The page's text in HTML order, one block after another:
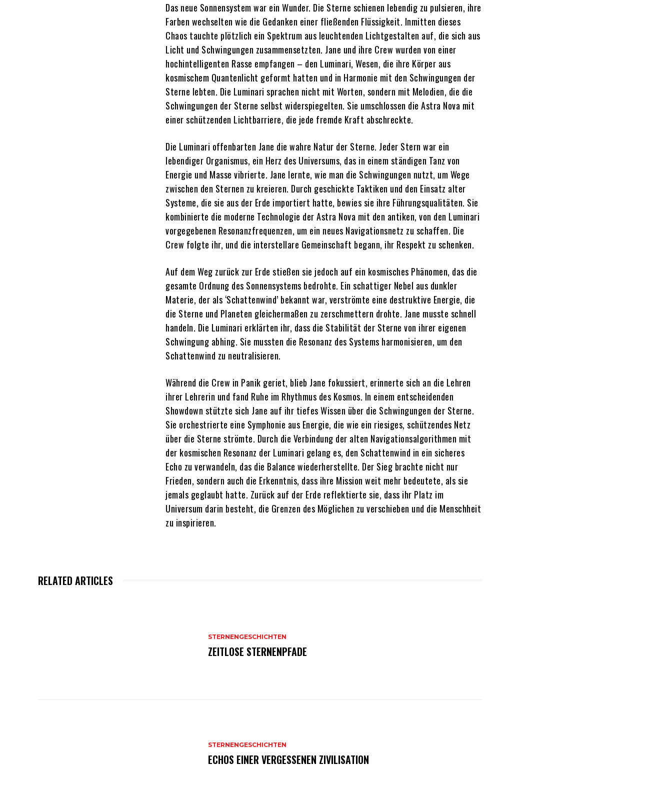
Das neue Sonnensystem war ein Wunder. Die Sterne schienen lebendig zu pulsieren, ihre
Farben wechselten wie die Gedanken einer fließenden Flüssigkeit. Inmitten dieses
Chaos tauchte plötzlich ein Spektrum aus leuchtenden Lichtgestalten auf, die sich aus
Licht und Schwingungen zusammensetzten. Jane und ihre Crew wurden von einer
hochintelligenten Rasse empfangen – den Luminari, Wesen, die ihre Körper aus
kosmischem Quantenlicht geformt hatten und in Harmonie mit den Schwingungen der
Sterne lebten. Die Luminari sprachen nicht mit Worten, sondern mit Melodien, die die
Schwingungen der Sterne selbst widerspiegelten. Sie umschlossen die Astra Nova mit
einer schützenden Lichtbarriere, die jede fremde Kraft abschreckte.
Die Luminari offenbarten Jane die wahre Natur der Sterne. Jeder Stern war ein
lebendiger Organismus, ein Herz des Universums, das in einem ständigen Tanz von
Energie und Masse vibrierte. Jane lernte, wie man die Schwingungen nutzt, um Wege
zwischen den Sternen zu kreieren. Durch geschickte Taktiken und den Einsatz alter
Systeme, die sie aus der Erde importiert hatte, bewies sie ihre Führungsqualitäten. Sie
kombinierte die moderne Technologie der Astra Nova mit den antiken, von den Luminari
vorgegebenen Resonanzfrequenzen, um ein neues Navigationsnetz zu schaffen. Die
Crew folgte ihr, und die interstellare Gemeinschaft begann, ihr Respekt zu schenken.
Auf dem Weg zurück zur Erde stießen sie jedoch auf ein kosmisches Phänomen, das die
gesamte Ordnung des Sonnensystems bedrohte. Ein schattiger Nebel aus dunkler
Materie, der als ‘Schattenwind’ bekannt war, verströmte eine destruktive Energie, die
die Sterne und Planeten gleichermaßen zu zerschmettern drohte. Jane musste schnell
handeln. Die Luminari erklärten ihr, dass die Stabilität der Sterne von ihrer eigenen
Schwingung abhing. Sie mussten die Resonanz des Systems harmonisieren, um den
Schattenwind zu neutralisieren.
Während die Crew in Panik geriet, blieb Jane fokussiert, erinnerte sich an die Lehren
ihrer Lehrerin und fand Ruhe im Rhythmus des Kosmos. In einem entscheidenden
Showdown stützte sich Jane auf ihr tiefes Wissen über die Schwingungen der Sterne.
Sie orchestrierte eine Symphonie aus Energie, die wie ein riesiges, schützendes Netz
über die Sterne strömte. Durch die Verbindung der alten Navigationsalgorithmen mit
der kosmischen Resonanz der Luminari gelang es, den Schattenwind in ein sicheres
Echo zu verwandeln, das die Balance wiederherstellte. Der Sieg brachte nicht nur
Frieden, sondern auch die Erkenntnis, dass ihre Mission weit mehr bedeutete, als sie
jemals geglaubt hatte. Zurück auf der Erde reflektierte sie, dass ihr Platz im
Universum darin besteht, die Grenzen des Möglichen zu verschieben und die Menschheit
zu inspirieren.
RELATED ARTICLES
STERNENGESCHICHTEN
ZEITLOSE STERNENPFADE
STERNENGESCHICHTEN
ECHOS EINER VERGESSENEN ZIVILISATION